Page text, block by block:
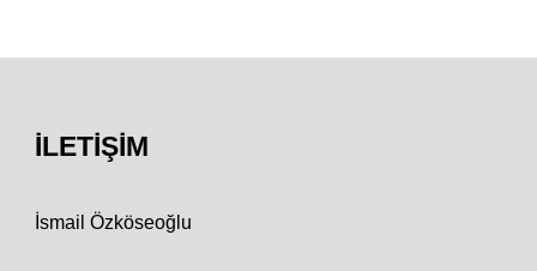
İLETIŞIM
İsmail Özköseoğlu